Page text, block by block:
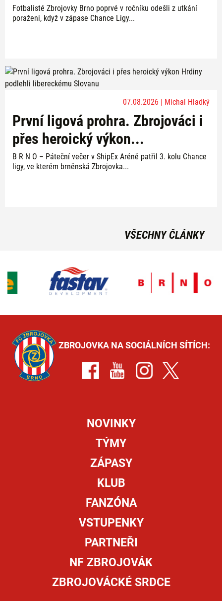
Fotbalisté Zbrojovky Brno poprvé v ročníku odešli z utkání
poraženi, když v zápase Chance Ligy...
07.08.2026 | Michal Hladký
První ligová prohra. Zbrojováci i
přes heroický výkon...
B R N O – Páteční večer v ShipEx Aréně patřil 3. kolu Chance
ligy, ve kterém brněnská Zbrojovka...
VŠECHNY ČLÁNKY
ZBROJOVKA NA SOCIÁLNÍCH SÍTÍCH:
NOVINKY
TÝMY
ZÁPASY
KLUB
FANZÓNA
VSTUPENKY
PARTNEŘI
NF ZBROJOVÁK
ZBROJOVÁCKÉ SRDCE